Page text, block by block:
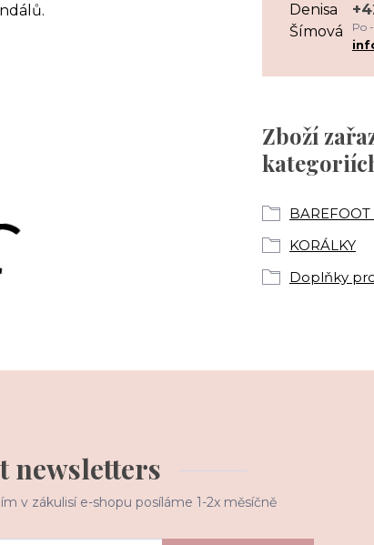
Zboží
KORÁLKY
Doplňky
Po
newsletters
v zákulisí e-shopu posíláme 1-2x měsíčně